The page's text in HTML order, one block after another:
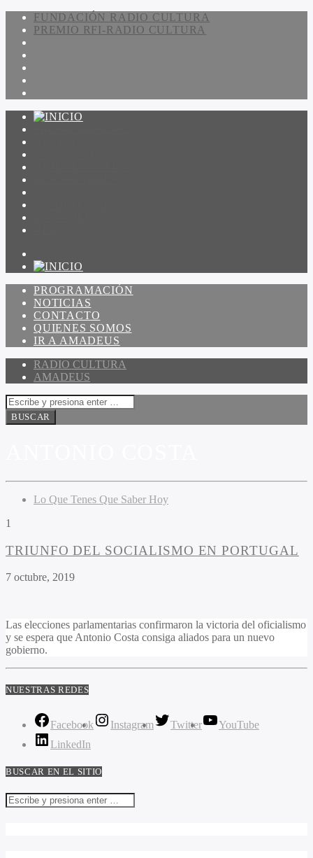
FUNDACIÓN RADIO CULTURA
PREMIO RFI-RADIO CULTURA
PROGRAMACIÓN
NOTICIAS
CONTACTO
QUIENES SOMOS
IR A AMADEUS
RADIO CULTURA
AMADEUS
Lo Que Tenes Que Saber Hoy
1
TRIUNFO DEL SOCIALISMO EN PORTUGAL
7 octubre, 2019
Las elecciones parlamentarias confirmaron la victoria del oficialismo
y se espera que Antonio Costa consiga aliados para un nuevo
gobierno.
NUESTRAS REDES
Facebook Instagram Twitter
YouTube
LinkedIn
BUSCAR EN EL SITIO